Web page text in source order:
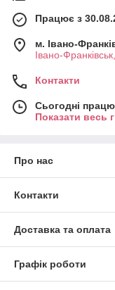
Працює з
м. Івано-
Івано-
Контакти
Сьогодні
Показати весь
Про нас
Контакти
Доставка та оплата
Графік роботи